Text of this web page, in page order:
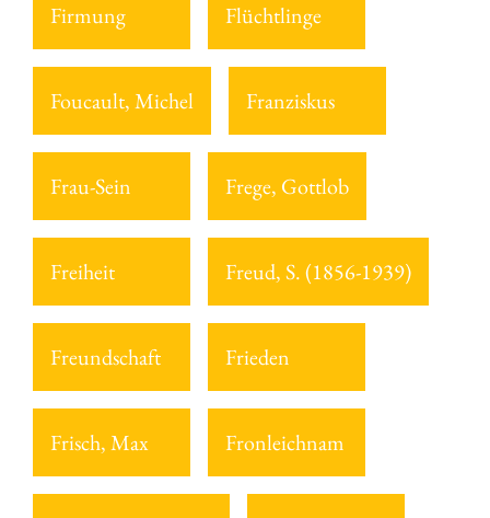
Firmung Flüchtlinge
Foucault, Michel Franziskus
Frau-Sein Frege, Gottlob
Freiheit Freud, S. (1856-1939)
Freundschaft Frieden
Frisch, Max Fronleichnam